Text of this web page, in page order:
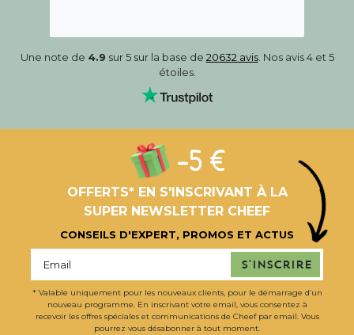
Une note de 4.9 sur 5 sur la base de 20632 avis. Nos avis 4 et 5
étoiles.
-5 €
OFFERTS* EN S'INSCRIVANT À LA
SUPER NEWSLETTER CHEEF
CONSEILS D'EXPERT, PROMOS ET ACTUS
S'inscrire
* Valable uniquement pour les nouveaux clients, pour le démarrage d’un
nouveau programme. En inscrivant votre email, vous consentez à
recevoir les offres spéciales et communications de Cheef par email. Vous
pourrez vous désabonner à tout moment.